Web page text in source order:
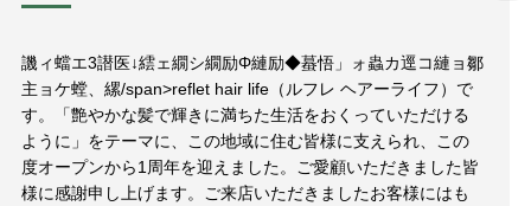
Staff
News ニュース
Blog ブログ
譏ィ蟷エ3譛医↓繧ェ繝シ繝励Φ縺励◆蟇悟」ォ蟲カ逕コ縺ョ鄒
主ョケ螳、縲/span>reflet hair life（ルフレ ヘアーライフ）で
す。「艶やかな髪で輝きに満ちた生活をおくっていただける
ように」をテーマに、この地域に住む皆様に支えられ、この
度オープンから1 周年を迎えました。ご愛顧いただきました皆
様に感謝申し上げます。
ご来店いただきましたお客様にはも